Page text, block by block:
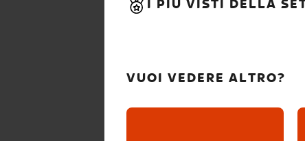
MasterChef 15, Carlotta è
I PIÙ VISTI DELLA
VUOI VEDERE ALTRO?